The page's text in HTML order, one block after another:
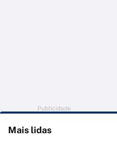
Publicidade
Mais lidas